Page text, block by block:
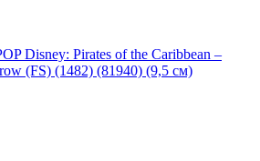
Disney: Pirates of the Caribbean –
(FS) (1482) (81940) (9,5 см)